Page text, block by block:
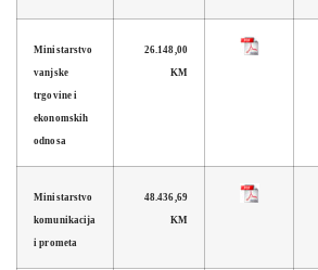
Ministarstvo
vanjske
trgovine i
ekonomskih
odnosa
26.148,00
KM
Ministarstvo
komunikacija
i prometa
48.436,69
KM